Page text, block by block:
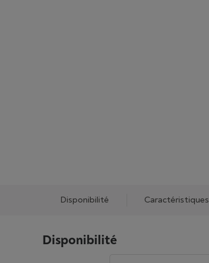
Disponibilité Caractéristiques
Disponibilité